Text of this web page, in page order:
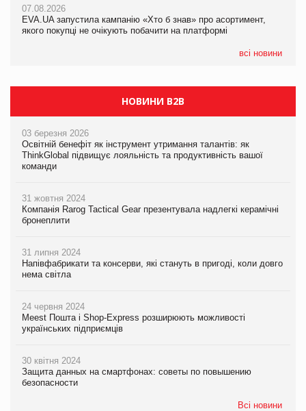
07.08.2026
EVA.UA запустила кампанію «Хто б знав» про асортимент,
якого покупці не очікують побачити на платформі
всі новини
05.08.2026
Мережа супермаркетів VARUS купує мережу магазинів
НОВИНИ B2B
03 березня 2026
Освітній бенефіт як інструмент утримання талантів: як
ThinkGlobal підвищує лояльність та продуктивність вашої
команди
31 жовтня 2024
Компанія Rarog Tactical Gear презентувала надлегкі керамічні
бронеплити
31 липня 2024
Напівфабрикати та консерви, які стануть в пригоді, коли довго
нема світла
24 червня 2024
Meest Пошта і Shop-Express розширюють можливості
українських підприємців
30 квітня 2024
Защита данных на смартфонах: советы по повышению
безопасности
Всі новини